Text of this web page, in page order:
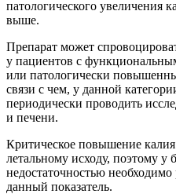
патологического увеличения
выше.
Препарат может
у пациентов с
или патологически
связи с чем, у данной
периодически проводить
и печени.
Критическое повышение
летальному исходу, поэтому у
недостаточностью необходимо
данный показатель.